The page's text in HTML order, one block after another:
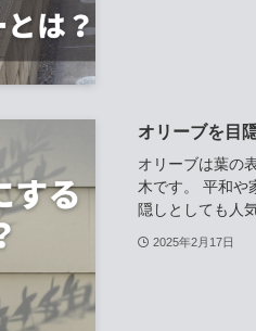
オリーブを目
オリーブは葉の
木です。 平和や
隠しとしても人
2025年2月17日